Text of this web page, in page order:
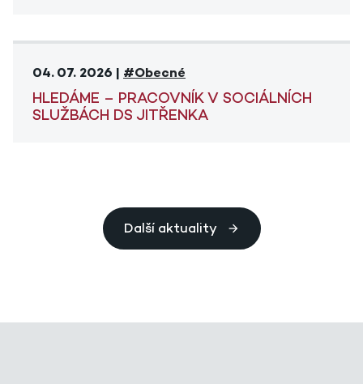
04. 07. 2026 | #Obecné
HLEDÁME – PRACOVNÍK V SOCIÁLNÍCH
SLUŽBÁCH DS JITŘENKA
Další aktuality